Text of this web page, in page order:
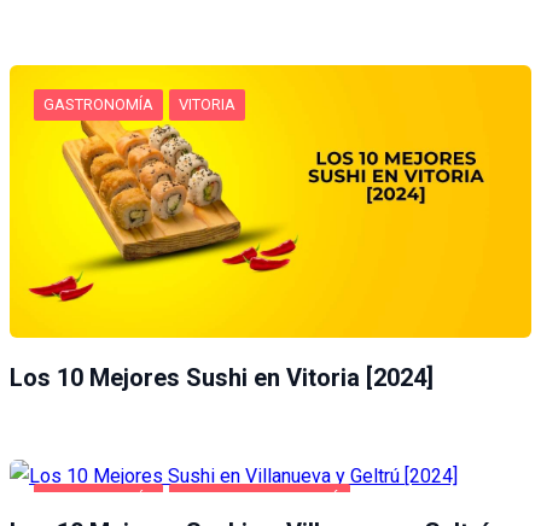
GASTRONOMÍA VITORIA
Los 10 Mejores Sushi en Vitoria [2024]